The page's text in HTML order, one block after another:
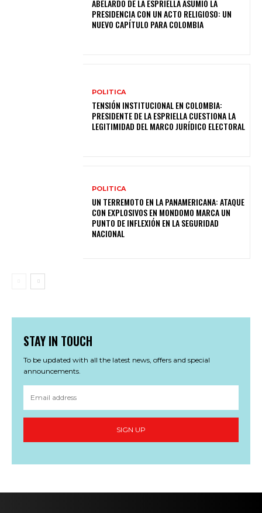
ABELARDO DE LA ESPRIELLA ASUMIÓ LA
PRESIDENCIA CON UN ACTO RELIGIOSO: UN
NUEVO CAPÍTULO PARA COLOMBIA
POLITICA
TENSIÓN INSTITUCIONAL EN COLOMBIA:
PRESIDENTE DE LA ESPRIELLA CUESTIONA LA
LEGITIMIDAD DEL MARCO JURÍDICO ELECTORAL
POLITICA
UN TERREMOTO EN LA PANAMERICANA: ATAQUE
CON EXPLOSIVOS EN MONDOMO MARCA UN
PUNTO DE INFLEXIÓN EN LA SEGURIDAD
NACIONAL
STAY IN TOUCH
To be updated with all the latest news, offers and special
announcements.
SIGN UP